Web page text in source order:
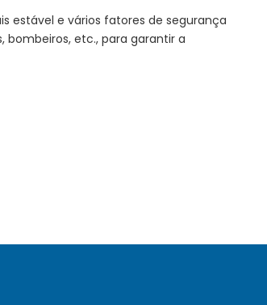
estável e vários fatores de segurança
etc., para garantir a